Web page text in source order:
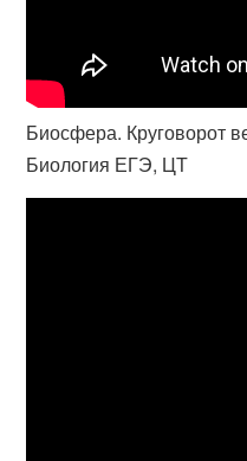
Биосфера. Круговорот
Биология ЕГЭ, ЦТ